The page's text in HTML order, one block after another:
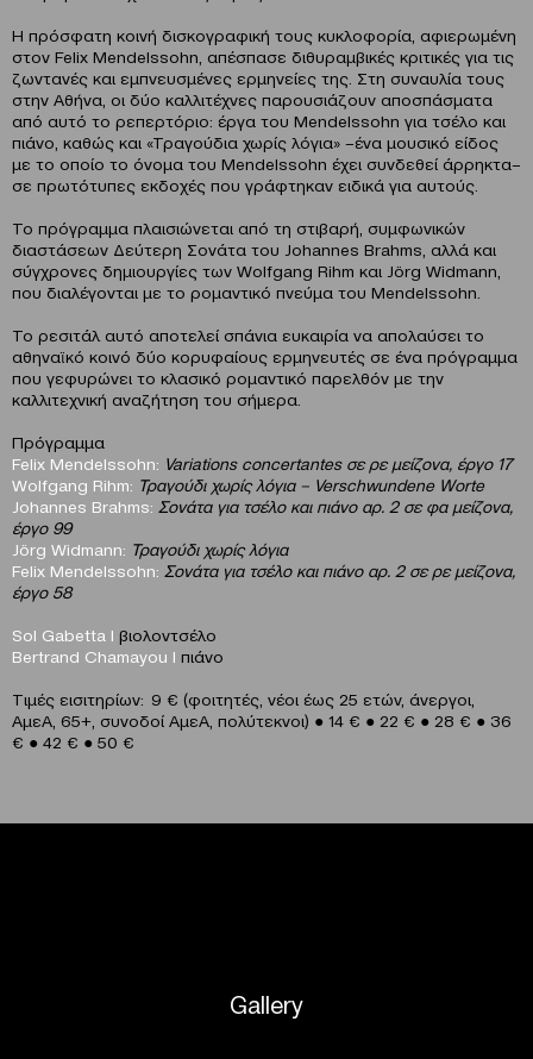
Η πρόσφατη κοινή δισκογραφική τους κυκλοφορία, αφιερωμένη
στον Felix Mendelssohn, απέσπασε διθυραμβικές κριτικές για τις
ζωντανές και εμπνευσμένες ερμηνείες της. Στη συναυλία τους
στην Αθήνα, οι δύο καλλιτέχνες παρουσιάζουν αποσπάσματα
από αυτό το ρεπερτόριο: έργα του Mendelssohn για τσέλο και
πιάνο, καθώς και «Τραγούδια χωρίς λόγια» –ένα μουσικό είδος
με το οποίο το όνομα του Mendelssohn έχει συνδεθεί άρρηκτα–
σε πρωτότυπες εκδοχές που γράφτηκαν ειδικά για αυτούς.
Το πρόγραμμα πλαισιώνεται από τη στιβαρή, συμφωνικών
διαστάσεων Δεύτερη Σονάτα του Johannes Brahms, αλλά και
σύγχρονες δημιουργίες των Wolfgang Rihm και Jörg Widmann,
που διαλέγονται με το ρομαντικό πνεύμα του Mendelssohn.
Το ρεσιτάλ αυτό αποτελεί σπάνια ευκαιρία να απολαύσει το
αθηναϊκό κοινό δύο κορυφαίους ερμηνευτές σε ένα πρόγραμμα
που γεφυρώνει το κλασικό ρομαντικό παρελθόν με την
καλλιτεχνική αναζήτηση του σήμερα.
Πρόγραμμα
Felix Mendelssohn: Variations concertantesσε ρε μείζονα, έργο 17
Wolfgang Rihm: Τραγούδι χωρίς λόγια – Verschwundene Worte
Johannes Brahms: Σονάτα για τσέλο και πιάνο αρ. 2 σε φα μείζονα,
έργο 99
Jörg Widmann: Τραγούδι χωρίς λόγια
Felix Mendelssohn: Σονάτα για τσέλο και πιάνο αρ. 2 σε ρε μείζονα,
έργο 58
Sol Gabetta I βιολοντσέλο
Bertrand Chamayou I πιάνο
Τιμές εισιτηρίων: 9 € (φοιτητές, νέοι έως 25 ετών, άνεργοι,
ΑμεΑ, 65+, συνοδοί ΑμεΑ, πολύτεκνοι) ● 14 € ● 22 € ● 28 € ● 36
€ ● 42 € ● 50 €
Gallery